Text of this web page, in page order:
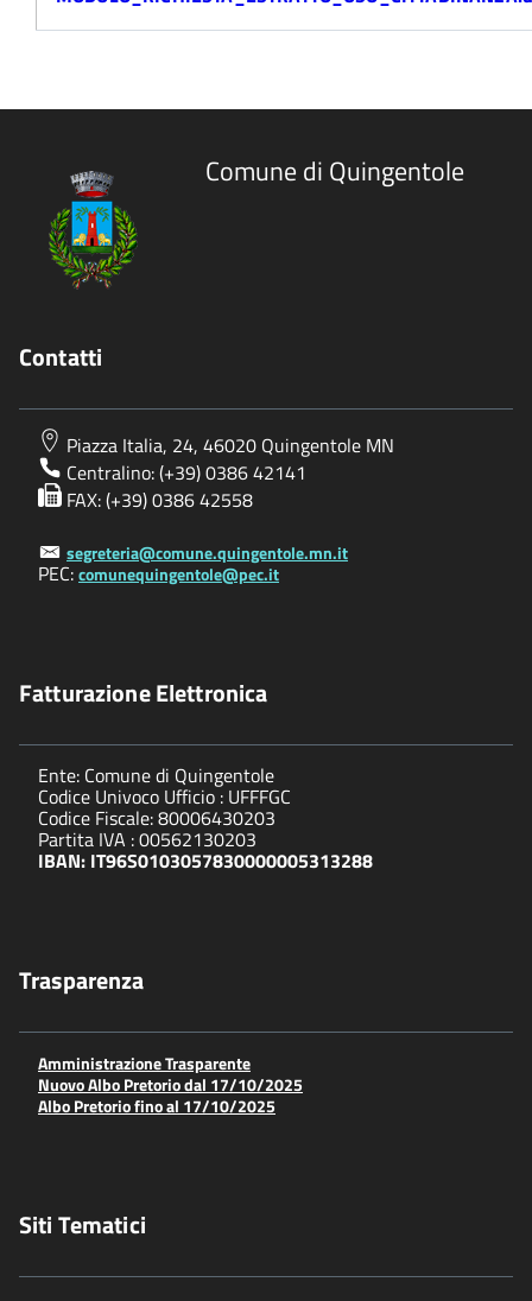
Comune di Quingentole
Contatti
Piazza Italia, 24, 46020 Quingentole MN
Centralino: (+39) 0386 42141
FAX: (+39) 0386 42558
segreteria@comune.quingentole.mn.it
PEC:comunequingentole@pec.it
Fatturazione Elettronica
Ente: Comune di Quingentole
Codice Univoco Ufficio : UFFFGC
Codice Fiscale: 80006430203
Partita IVA : 00562130203
IBAN: IT96S0103057830000005313288
Trasparenza
Amministrazione Trasparente
Nuovo Albo Pretorio dal 17/10/2025
Albo Pretorio fino al 17/10/2025
Siti Tematici